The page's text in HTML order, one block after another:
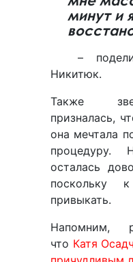
минут и
–
Никитюк.
Также
призналась,
она мечтала
осталась
поскольку
привыкать.
Напомним,
что Катя